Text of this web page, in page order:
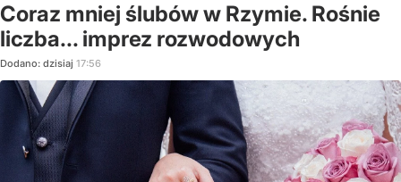
Coraz mniej ślubów w Rzymie. Rośnie
liczba... imprez rozwodowych
Dodano: dzisiaj 17:56